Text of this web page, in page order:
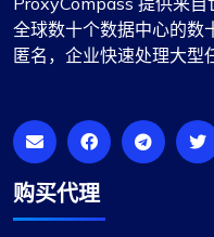
毫无疑问，这是性价
公司能保持目前的水
非常满意。
全球数十个数据中心的数
匿名，企业快速处理大型
购买代理